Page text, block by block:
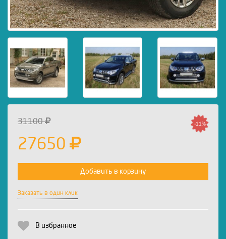
31100
27650
-11%
Добавить в корзину
Заказать в один клик
В избранное